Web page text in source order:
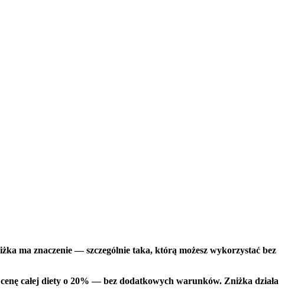
ma znaczenie — szczególnie taka, którą możesz wykorzystać bez
całej diety o 20% — bez dodatkowych warunków. Zniżka działa